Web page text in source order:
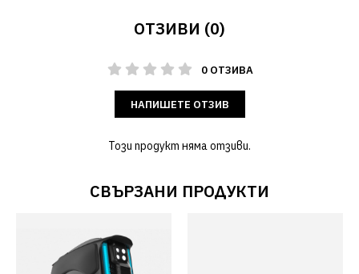
ОТЗИВИ (0)
0 ОТЗИВА
НАПИШЕТЕ ОТЗИВ
Този продукт няма отзиви.
СВЪРЗАНИ ПРОДУКТИ